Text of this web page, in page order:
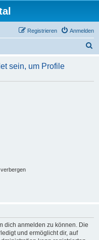
Anmelden
Registrieren
h
sein, um Profile
dich anmelden zu können. Die
und ermöglicht dir, auf